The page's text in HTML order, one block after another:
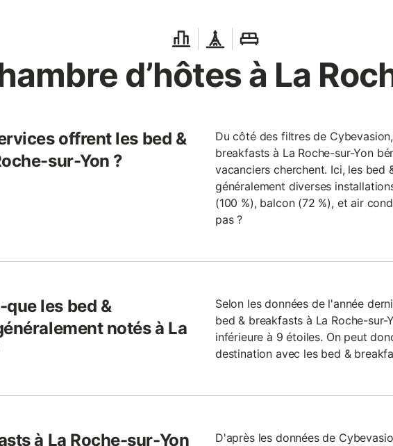
d’hôtes à La
offrent les bed &
sur-Yon ?
Du côté des filtres de
breakfasts à La Roche-sur-Yon
vacanciers cherchent. Ici, les bed
généralement diverses
(100 %), balcon (72 %), et air
pas ?
les bed &
notés à La
Selon les données de l'année
bed & breakfasts à La Roche-
inférieure à 9 étoiles. On peut
destination avec les bed &
à La Roche-sur-Yon D'après les données de